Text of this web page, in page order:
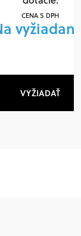
CENA S DPH
VYŽIADAŤ